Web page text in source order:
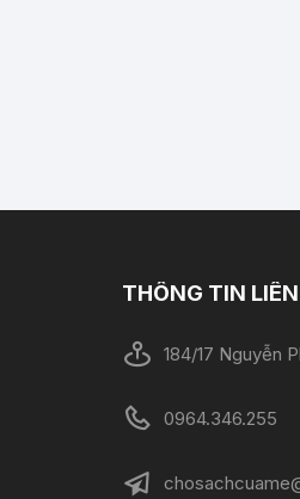
THÔNG TIN LIÊN
184/17 Nguyễn
0964.346.255